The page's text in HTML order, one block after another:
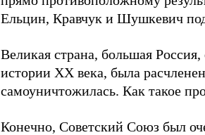
Ельцин, Кравчук и Шушкевич
Великая страна, большая
истории XX века, была
самоуничтожилась. Как такое
Конечно, Советский Союз был